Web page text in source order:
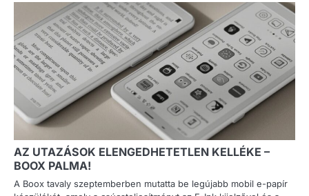
AZ UTAZÁSOK ELENGEDHETETLEN KELLÉKE –
BOOX PALMA!
A Boox tavaly szeptemberben mutatta be legújabb mobil e-papír